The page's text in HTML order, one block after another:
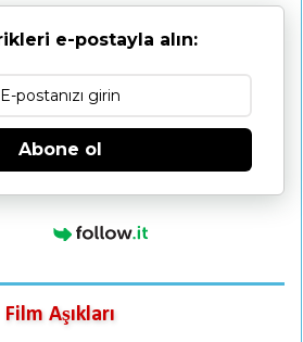
e-postayla alın:
Abone ol
Film Aşıkları